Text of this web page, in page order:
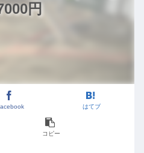
円
はてブ
コピー